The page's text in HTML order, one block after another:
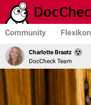
Community Flexikon
Charlotte Braatz
DocCheck Team